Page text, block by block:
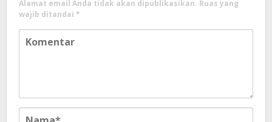
Alamat email Anda tidak akan dipublikasikan. Ruas yang
wajib ditandai *